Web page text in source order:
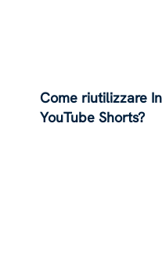
Come riutilizzare
YouTube Shorts?